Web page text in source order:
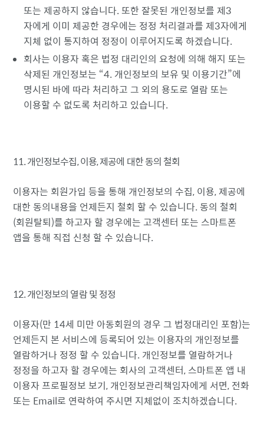
또는 제공하지 않습니다. 또한 잘못된 개인정보를 제3
자에게 이미 제공한 경우에는 정정 처리결과를 제3자에게
지체 없이 통지하여 정정이 이루어지도록 하겠습니다.
회사는 이용자 혹은 법정 대리인의 요청에 의해 해지 또는
삭제된 개인정보는 4. 개인정보의 보유 및 이용기간 에
명시된 바에 따라 처리하고 그 외의 용도로 열람 또는
이용할 수 없도록 처리하고 있습니다.
11. 개인정보수집, 이용, 제공에 대한 동의 철회
이용자는 회원가입 등을 통해 개인정보의 수집, 이용, 제공에
대한 동의내용을 언제든지 철회 할 수 있습니다. 동의 철회
(회원탈퇴)를 하고자 할 경우에는 고객센터 또는 스마트폰
앱을 통해 직접 신청 할 수 있습니다.
12. 개인정보의 열람 및 정정
이용자(만 14세 미만 아동회원의 경우 그 법정대리인 포함)는
언제든지 본 서비스에 등록되어 있는 이용자의 개인정보를
열람하거나 정정 할 수 있습니다. 개인정보를 열람하거나
정정을 하고자 할 경우에는 회사의 고객센터, 스마트폰 앱 내
이용자 프로필정보 보기, 개인정보관리책임자에게 서면, 전화
또는 Email로 연락하여 주시면 지체없이 조치하겠습니다.